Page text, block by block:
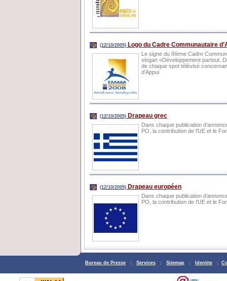
(12/10/2005) Logo du Cadre Communautaire
Le signe du IIIème Cadre
slogan «Développement partout.
de chaque spot télévisé
d’Appui
(12/10/2005) Drapeau grec
Dans chaque publication
PO, la contribution de l’UE et le
(12/10/2005) Drapeau européen
Dans chaque publication
PO, la contribution de l’UE et le
Bureau de Presse : Services : Sitemap : Identite :